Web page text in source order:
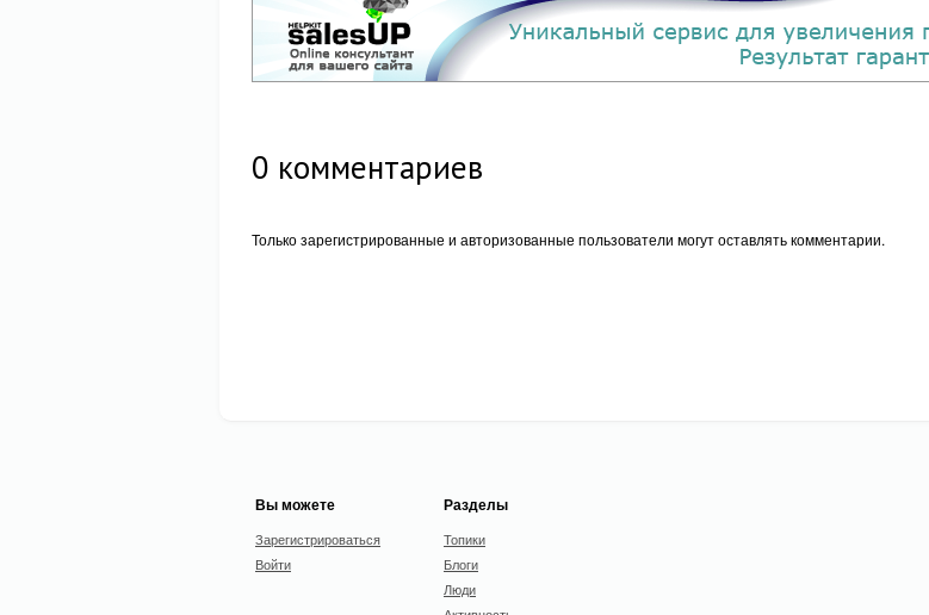
0 комментариев
Только зарегистрированные и авторизованные пользователи могут оставлять комментарии.
Вы можете
Зарегистрироваться
Войти
Разделы
Топики
Блоги
Люди